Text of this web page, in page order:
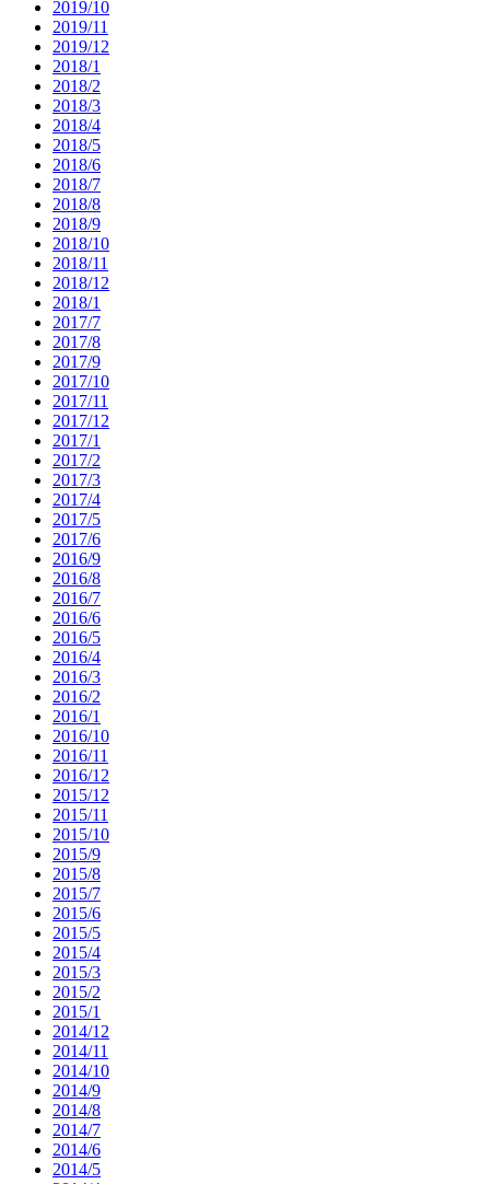
2019/10
2019/11
2019/12
2018/1
2018/2
2018/3
2018/4
2018/5
2018/6
2018/7
2018/8
2018/9
2018/10
2018/11
2018/12
2018/1
2017/7
2017/8
2017/9
2017/10
2017/11
2017/12
2017/1
2017/2
2017/3
2017/4
2017/5
2017/6
2016/9
2016/8
2016/7
2016/6
2016/5
2016/4
2016/3
2016/2
2016/1
2016/10
2016/11
2016/12
2015/12
2015/11
2015/10
2015/9
2015/8
2015/7
2015/6
2015/5
2015/4
2015/3
2015/2
2015/1
2014/12
2014/11
2014/10
2014/9
2014/8
2014/7
2014/6
2014/5